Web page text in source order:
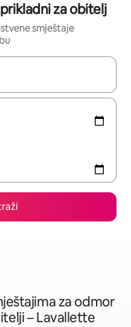
za obitelj
smještaje
ćete ih pregledati
za odmor
– Lavallette